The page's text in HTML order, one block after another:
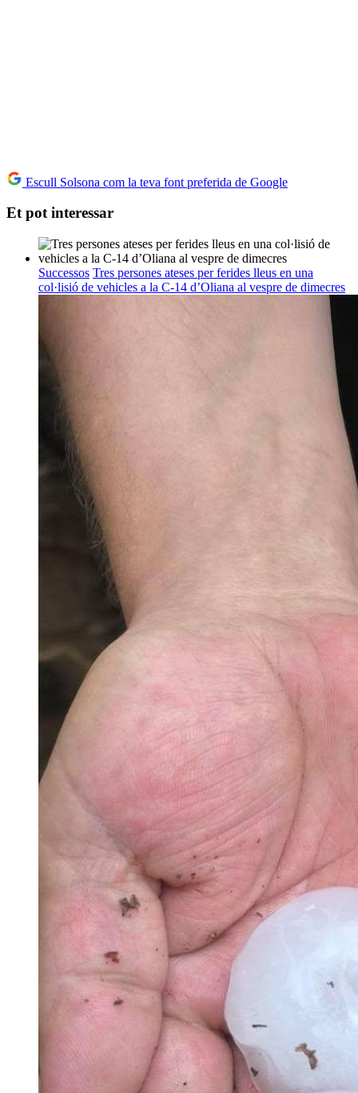
Escull Solsona com la teva font preferida de Google
Et pot interessar
Successos Tres persones ateses per ferides lleus en una
col·lisió de vehicles a la C-14 d’Oliana al vespre de dimecres